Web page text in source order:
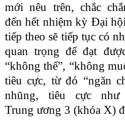
mới nêu trên, chắc
đến hết nhiệm kỳ Đại
tiếp theo sẽ tiếp tục có
quan trọng để đạt
“không thể”, “không
tiêu cực, từ đó “ngăn
nhũng, tiêu cực
Trung ương 3 (khóa X)